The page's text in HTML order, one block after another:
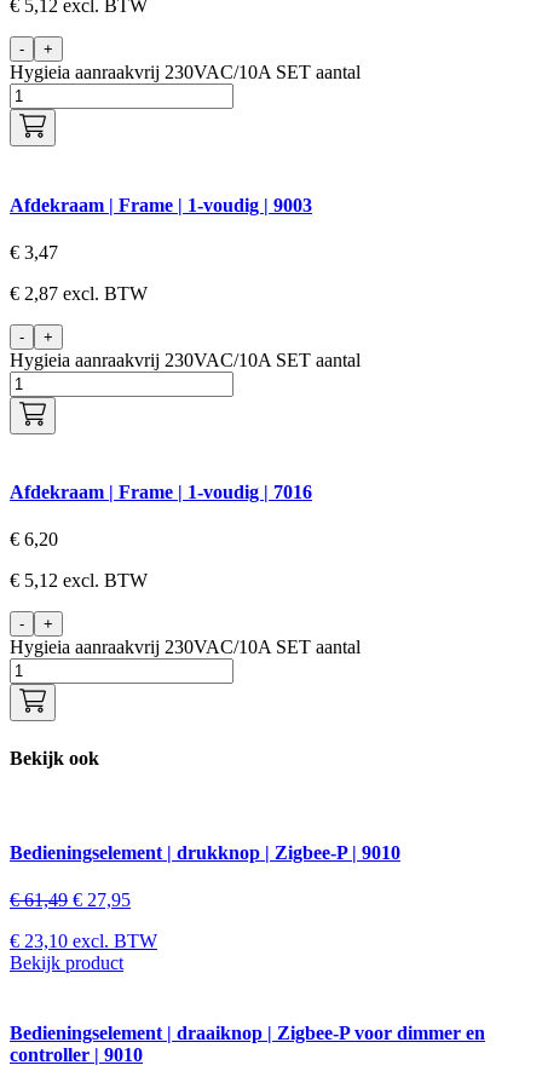
€ 5,12 excl. BTW
- +
Hygieia aanraakvrij 230VAC/10A SET aantal
Afdekraam | Frame | 1-voudig | 9003
€ 3,47
€ 2,87 excl. BTW
- +
Hygieia aanraakvrij 230VAC/10A SET aantal
Afdekraam | Frame | 1-voudig | 7016
€ 6,20
€ 5,12 excl. BTW
- +
Hygieia aanraakvrij 230VAC/10A SET aantal
Bekijk ook
Bedieningselement | drukknop | Zigbee-P | 9010
€61,49 € 27,95
€ 23,10 excl. BTW
Bekijk product
Bedieningselement | draaiknop | Zigbee-P voor dimmer en
controller | 9010